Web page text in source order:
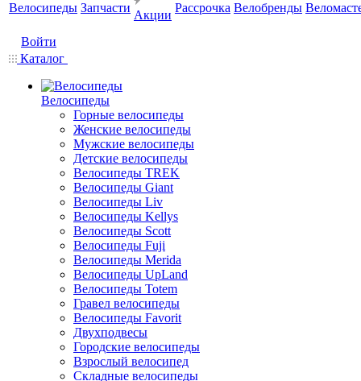
Велосипеды Запчасти
Акции
Рассрочка Велобренды
Войти
Каталог
Велосипеды
Горные велосипеды
Женские велосипеды
Мужские велосипеды
Детские велосипеды
Велосипеды TREK
Велосипеды Giant
Велосипеды Liv
Велосипеды Kellys
Велосипеды Scott
Велосипеды Fuji
Велосипеды Merida
Велосипеды UpLand
Велосипеды Totem
Гравел велосипеды
Велосипеды Favorit
Двухподвесы
Городские велосипеды
Взрослый велосипед
Складные велосипеды